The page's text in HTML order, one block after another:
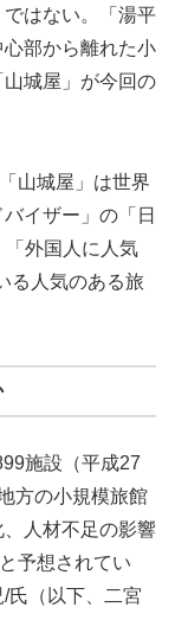
はない。「湯平
部から離れた小
城屋」が今回の
山城屋」は世界
イザー」の「日
外国人に人気
る人気のある旅
施設（平成27
方の小規模旅館
人材不足の影響
予想されてい
氏（以下、二宮